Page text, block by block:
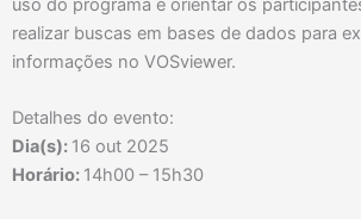
uso do programa e orientar os
realizar buscas em bases de dados para
informações no VOSviewer.
Detalhes do evento:
Dia(s): 16 out 2025
Horário: 14h00 – 15h30